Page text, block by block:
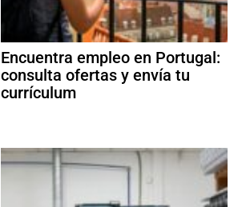
Encuentra empleo en Portugal:
consulta ofertas y envía tu
currículum